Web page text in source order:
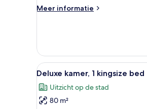
uitzicht
laden
Meer informatie
Meer
1
kingsize
bed,
roken,
uitzicht
Alle
foto's
voor
Deluxe
8
Deluxe kamer, 1 kingsize bed
Uitzicht op de stad
80 m²